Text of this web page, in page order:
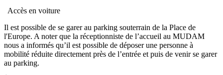
Accès en voiture
Il est possible de se garer au parking souterrain de la Place de
l'Europe. A noter que la réceptionniste de l’accueil au MUDAM
nous a informés qu’il est possible de déposer une personne à
mobilité réduite directement près de l’entrée et puis de venir se garer
au parking.